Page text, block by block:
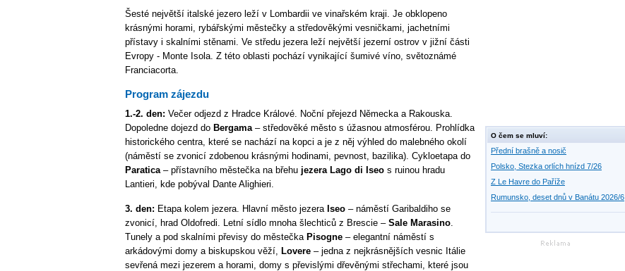
Šesté největší italské jezero leží v Lombardii ve vinařském kraji. Je obklopeno
krásnými horami, rybářskými městečky a středověkými vesničkami, jachetními
přístavy i skalními stěnami. Ve středu jezera leží největší jezerní ostrov v jižní části
Evropy - Monte Isola. Z této oblasti pochází vynikající šumivé víno, světoznámé
Franciacorta.
Program zájezdu
1.-2. den: Večer odjezd z Hradce Králové. Noční přejezd Německa a Rakouska.
Dopoledne dojezd do Bergama – středověké město s úžasnou atmosférou. Prohlídka
historického centra, které se nachází na kopci a je z něj výhled do malebného okolí
(náměstí se zvonicí zdobenou krásnými hodinami, pevnost, bazilika). Cykloetapa do
Paratica – přístavního městečka na břehu jezera Lago di Iseo s ruinou hradu
Lantieri, kde pobýval Dante Alighieri.
3. den: Etapa kolem jezera. Hlavní město jezera Iseo – náměstí Garibaldiho se
zvonicí, hrad Oldofredi. Letní sídlo mnoha šlechticů z Brescie – Sale Marasino.
Tunely a pod skalními převisy do městečka Pisogne – elegantní náměstí s
arkádovými domy a biskupskou věží, Lovere – jedna z nejkrásnějších vesnic Itálie
sevřená mezi jezerem a horami, domy s převislými dřevěnými střechami, které jsou
O čem se mluví:
Přední brašně a nosič
Polsko, Stezka orlích hnízd 7/26
Z Le Havre do Paříže
Rumunsko, deset dnů v Banátu 2026/6